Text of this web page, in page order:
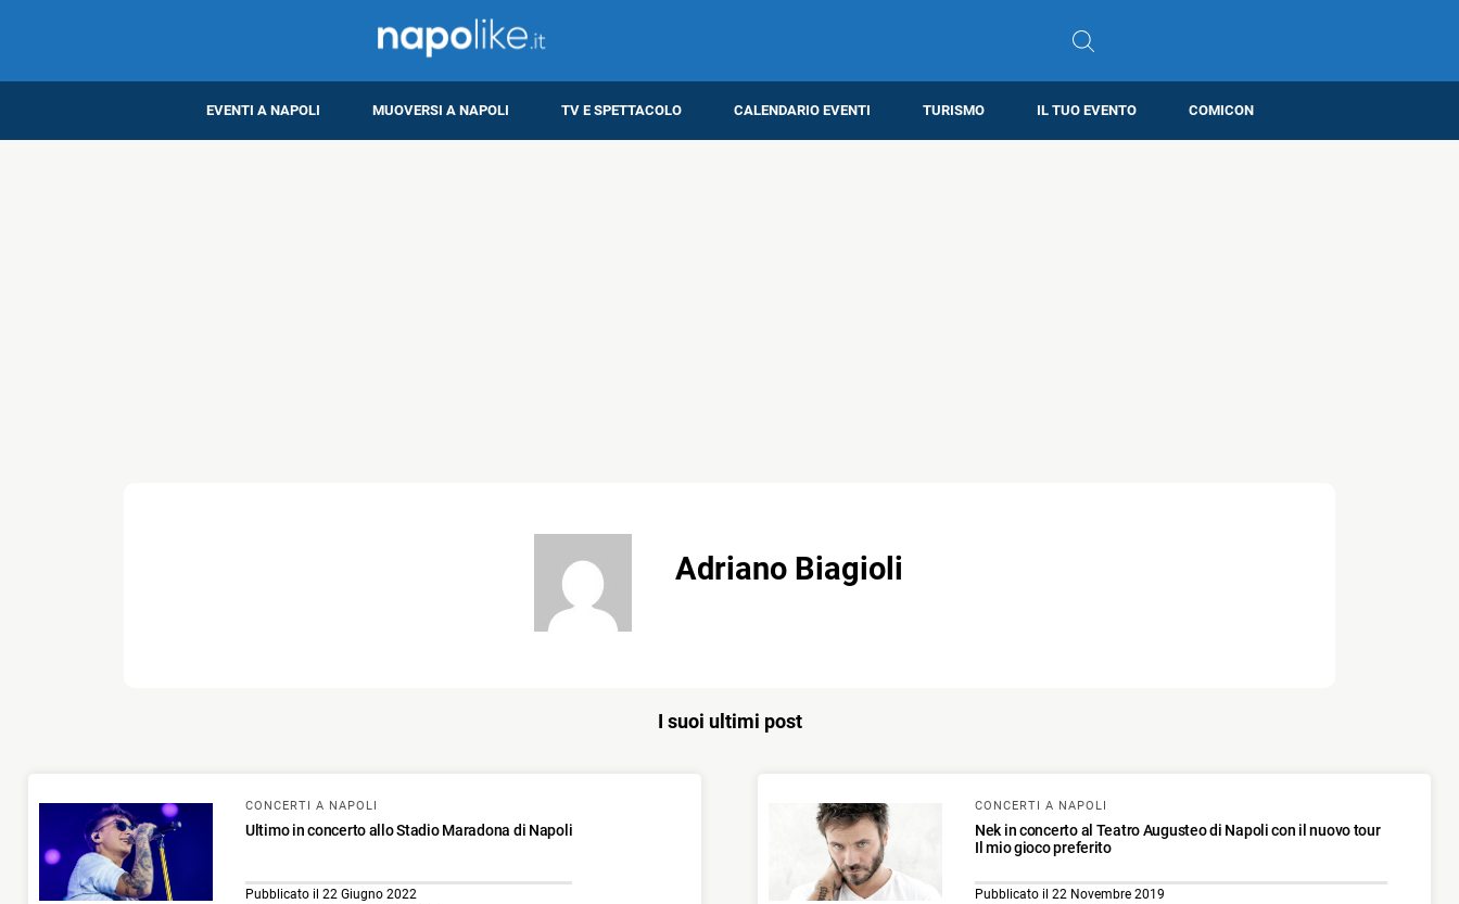
EVENTI A NAPOLI MUOVERSI A NAPOLI TV E SPETTACOLO CALENDARIO EVENTI TURISMO IL TUO EVENTO COMICON
Adriano Biagioli
I suoi ultimi post
CONCERTI A NAPOLI
Ultimo in concerto allo Stadio Maradona di Napoli
Pubblicato il 22 Giugno 2022
CONCERTI A NAPOLI
Nek in concerto al Teatro Augusteo di Napoli con il nuovo tour
Il mio gioco preferito
Pubblicato il 22 Novembre 2019